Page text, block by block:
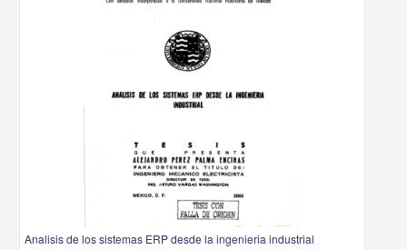
Analisis de los sistemas ERP desde la ingenieria industrial